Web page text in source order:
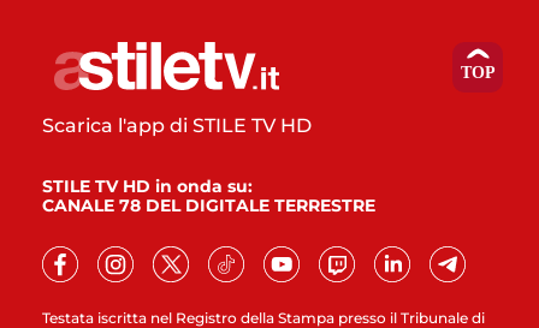
Testata iscritta nel Registro della Stampa presso il Tribunale di
Scarica l'app di STILE TV HD
STILE TV HD in onda su:
CANALE 78 DEL DIGITALE TERRESTRE